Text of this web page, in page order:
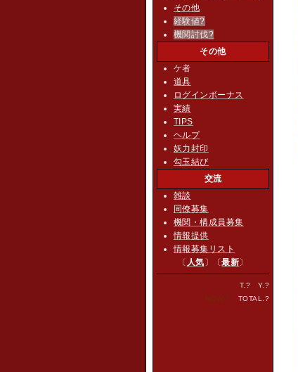
その他
経験値?
機関討伐?
その他
ケ者
道具
ログインボーナス
実績
TIPS
ヘルプ
妖力封印
勾玉結び
交流
雑談
同僚募集
機関・構成員募集
情報提供
情報募集リスト
〔 人気 〕〔最新〕
T. ? Y. ?
NOW. ? TOTAL. ?